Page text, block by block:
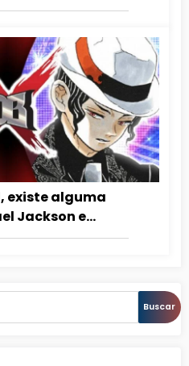
existe alguma
Jackson e
Buscar